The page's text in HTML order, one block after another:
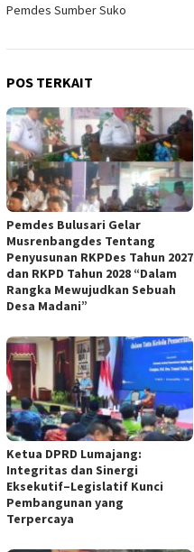
Pemdes Sumber Suko
POS TERKAIT
Pemdes Bulusari Gelar
Musrenbangdes Tentang
Penyusunan RKPDes Tahun 2027
dan RKPD Tahun 2028 “Dalam
Rangka Mewujudkan Sebuah
Desa Madani”
Ketua DPRD Lumajang:
Integritas dan Sinergi
Eksekutif–Legislatif Kunci
Pembangunan yang
Terpercaya